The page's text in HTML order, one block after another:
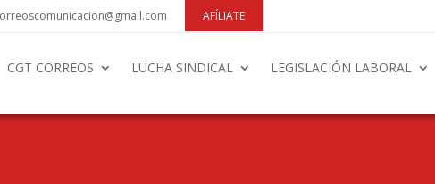
AFÍLIATE
CGT CORREOS LUCHA SINDICAL LEGISLACIÓN LABORAL